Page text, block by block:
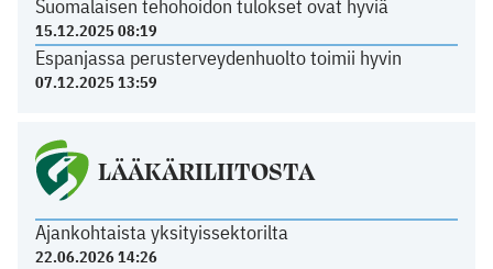
Suomalaisen tehohoidon tulokset ovat hyviä
15.12.2025 08:19
Espanjassa perusterveydenhuolto toimii hyvin
07.12.2025 13:59
LÄÄKÄRILIITOSTA
Ajankohtaista yksityissektorilta
22.06.2026 14:26